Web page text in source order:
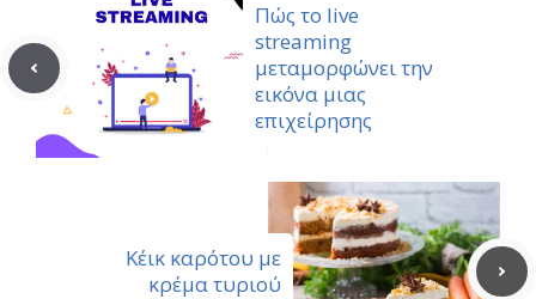
Πώς το live
streaming
μεταμορφώνει την
εικόνα μιας
επιχείρησης
Κέικ καρότου με
κρέμα τυριού